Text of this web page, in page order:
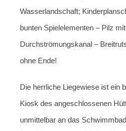
Wasserlandschaft;
bunten Spielelementen – Pilz
Durchströmungskanal –
ohne Ende!
Die herrliche Liegewiese ist ein
Kiosk des angeschlossenen
unmittelbar an das